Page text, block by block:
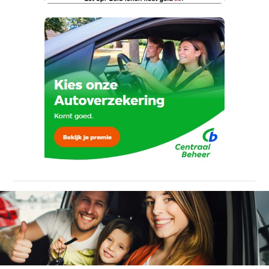
Vraag mijn proefrit aan
viaBOVAG.nl verwerkt je persoonsgegevens
om je aanvraag zo goed mogelijk bij de
aanbieder te brengen. Lees hier meer over in
onzeprivacyverklaring
Telefoonnummer (optioneel)
Ja, ik wil graag de nieuwsbrief
ontvangen.
Verstuur mijn vraag
viaBOVAG.nl verwerkt je persoonsgegevens
om je aanvraag zo goed mogelijk bij de
aanbieder te brengen. Lees hier meer over in
Kan je ons nog meer vertellen? (optioneel)
Stuur mijn bevinding door